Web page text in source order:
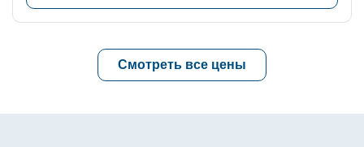
Смотреть все цены